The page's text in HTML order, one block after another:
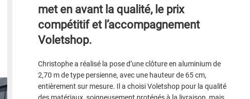
met en avant la qualité, le prix
compétitif et l’accompagnement
Voletshop.
Christophe a réalisé la pose d’une clôture en aluminium de
2,70 m de type persienne, avec une hauteur de 65 cm,
entièrement sur mesure. Il a choisi Voletshop pour la qualité